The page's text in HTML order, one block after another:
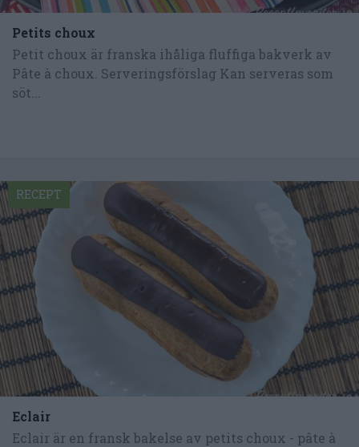
Petits choux
Petit choux är franska ihåliga fluffiga bakverk av
Pâte à choux. Serveringsförslag Kan serveras som
söt...
Eclair
Eclair är en fransk bakelse av petits choux - pâte à
RECEPT